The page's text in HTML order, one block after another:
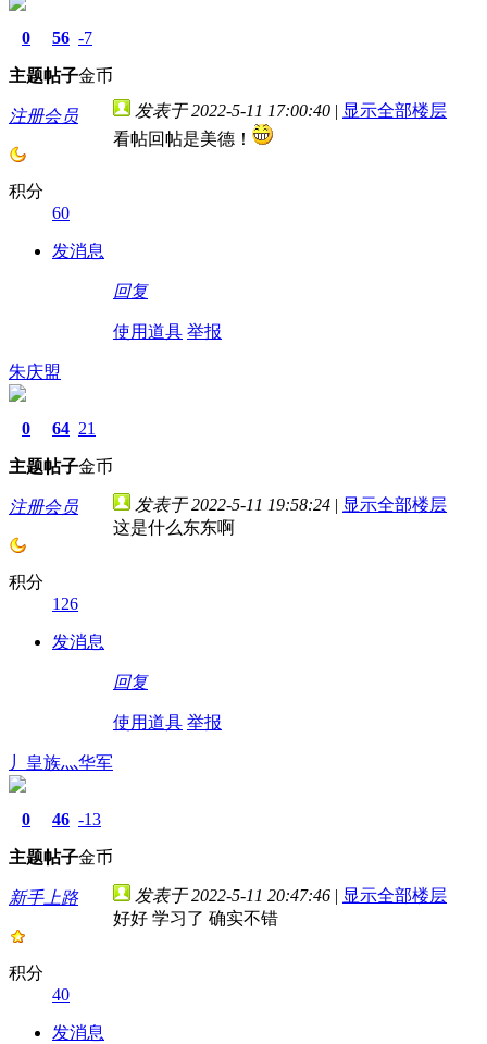
0
主题
56
帖子
-7
金币
注册会员
积分
60
发消息
发表于 2022-5-11 17:00:40 | 显示全部楼层
看帖回帖是美德！
回复
使用道具 举报
朱庆盟
0
主题
64
帖子
21
金币
注册会员
积分
126
发消息
发表于 2022-5-11 19:58:24 | 显示全部楼层
这是什么东东啊
回复
使用道具 举报
丿皇族灬华军
0
主题
46
帖子
-13
金币
新手上路
积分
40
发消息
发表于 2022-5-11 20:47:46 | 显示全部楼层
好好 学习了 确实不错